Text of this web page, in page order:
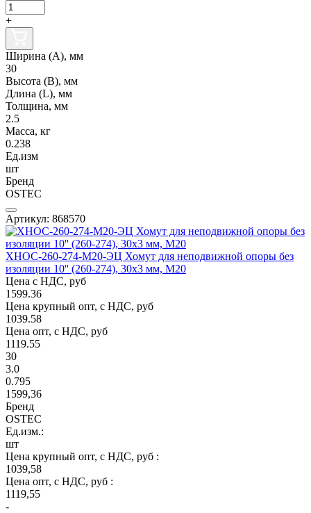
+
Ширина (А), мм
30
Высота (В), мм
Длина (L), мм
Толщина, мм
2.5
Масса, кг
0.238
Ед.изм
шт
Бренд
OSTEC
Артикул: 868570
ХНОС-260-274-М20-ЭЦ Хомут для неподвижной опоры без
изоляции 10'' (260-274), 30х3 мм, М20
Цена с НДС, руб
1599.36
Цена крупный опт, с НДС, руб
1039.58
Цена опт, с НДС, руб
1119.55
30
3.0
0.795
1599,36
Бренд
OSTEC
Ед.изм.:
шт
Цена крупный опт, с НДС, руб :
1039,58
Цена опт, с НДС, руб :
1119,55
-